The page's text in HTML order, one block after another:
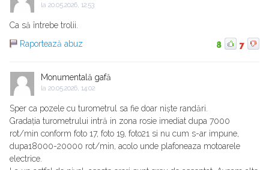
la 20.05.2026, 12:53
Ca să întrebe trolii.
Raportează abuz
8 7
Monumentală gafă
la 20.05.2026, 14:02
Sper ca pozele cu turometrul sa fie doar niște randări.
Gradația turometrului intră in zona rosie imediat dupa 7000
rot/min conform foto 17, foto 19, foto21 si nu cum s-ar impune,
dupa18000-20000 rot/min, acolo unde plafoneaza motoarele
electrice.